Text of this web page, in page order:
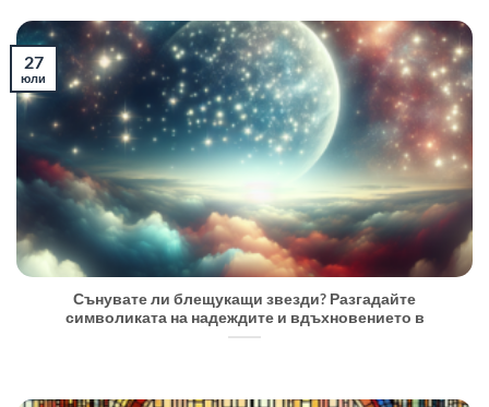
Сънувате ли блещукащи звезди? Разгадайте
символиката на надеждите и вдъхновението в
27
юли